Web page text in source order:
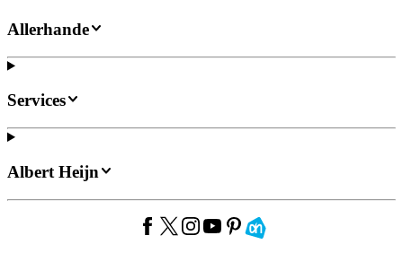
Allerhande
Services
Albert Heijn